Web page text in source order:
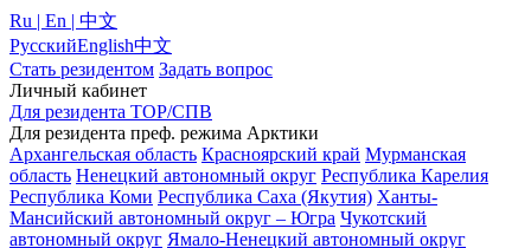
Ru | En | 中文
РусскийEnglish中文
Стать резидентом Задать вопрос
Личный кабинет
Для резидента ТОР/СПВ
Для резидента преф. режима Арктики
Архангельская область Красноярский край Мурманская
область Ненецкий автономный округ Республика Карелия
Республика Коми Республика Саха (Якутия) Ханты-
Мансийский автономный округ – Югра Чукотский
автономный округ Ямало-Ненецкий автономный округ